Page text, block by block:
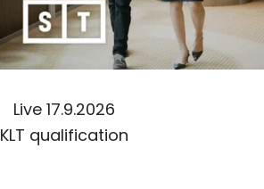
Live 17.9.2026
KLT qualification